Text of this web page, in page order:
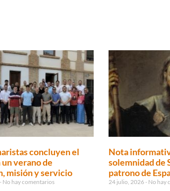
concluyen el
verano de
misión y servicio
No hay comentarios
Nota
solemnidad de
patrono de
24 julio, 2026 No hay